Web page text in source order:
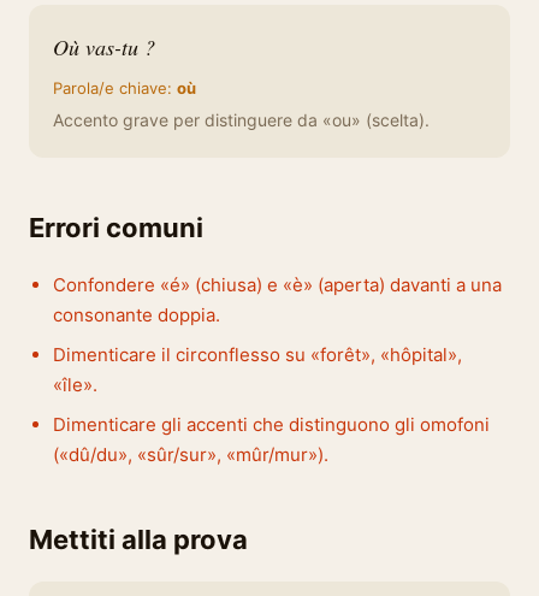
Où vas-tu ?
Parola/e chiave: où
Accento grave per distinguere da «ou» (scelta).
Errori comuni
Confondere «é» (chiusa) e «è» (aperta) davanti a una
consonante doppia.
Dimenticare il circonflesso su «forêt», «hôpital»,
«île».
Dimenticare gli accenti che distinguono gli omofoni
(«dû/du», «sûr/sur», «mûr/mur»).
Mettiti alla prova